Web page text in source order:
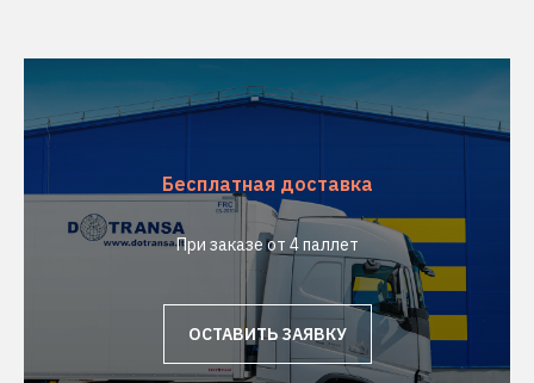
Бесплатная доставка
При заказе от 4 паллет
ОСТАВИТЬ ЗАЯВКУ